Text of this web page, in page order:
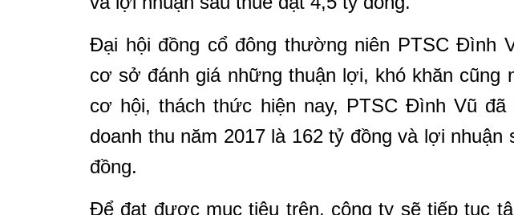
Đại hội đồng cổ đông thường niên PTSC Đình
cơ sở đánh giá những thuận lợi, khó khăn cũng
cơ hội,thách thức hiện nay, PTSC Đình Vũ
doanh thu năm 2017 là 162 tỷ đồng và lợi nhuận
đồng.
Để đạt được mục tiêu trên, công ty sẽ tiếp tục